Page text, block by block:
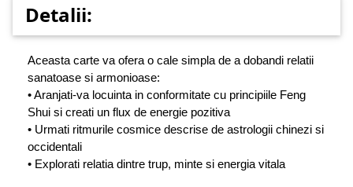
Detalii:
Aceasta carte va ofera o cale simpla de a dobandi relatii
sanatoase si armonioase:
• Aranjati-va locuinta in conformitate cu principiile Feng
Shui si creati un flux de energie pozitiva
• Urmati ritmurile cosmice descrise de astrologii chinezi si
occidentali
• Explorati relatia dintre trup, minte si energia vitala